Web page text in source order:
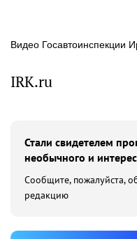
Видео Госавтоинспекции
IRK.ru
Стали свидетелем
необычного и
Сообщите, пожалуйста,
редакцию